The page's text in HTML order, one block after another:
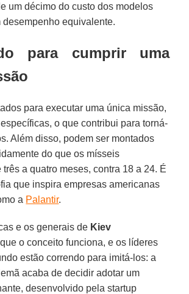
um décimo do custo dos modelos
desempenho equivalente.
para cumprir uma
para executar uma única missão,
o que contribui para torná-
Além disso, podem ser montados
do que os mísseis
a quatro meses, contra 18 a 24. É
que inspira empresas americanas
a Palantir.
e os generais de Kiev
o conceito funciona, e os líderes
estão correndo para imitá-los: a
acaba de decidir adotar um
desenvolvido pela startup